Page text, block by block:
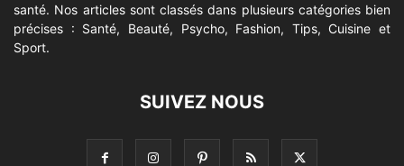
santé. Nos articles sont classés dans plusieurs catégories bien
précises : Santé, Beauté, Psycho, Fashion, Tips, Cuisine et
Sport.
SUIVEZ NOUS